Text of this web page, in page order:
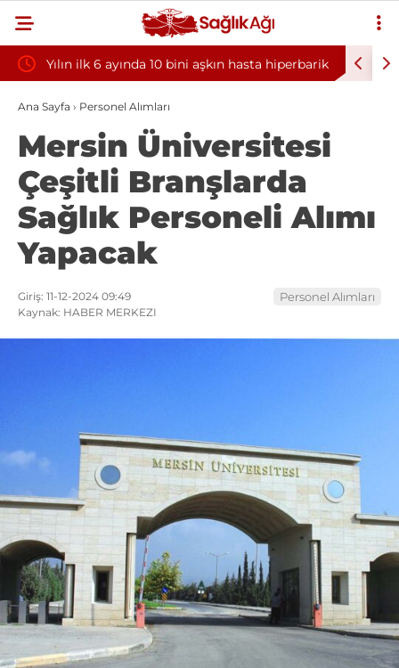
Yılın ilk 6 ayında 10 bini aşkın hasta hiperbarik
oksijen tedavisinden yararlandı
Diş eti
Ana Sayfa › Personel Alımları
Mersin Üniversitesi
Çeşitli Branşlarda
Sağlık Personeli Alımı
Yapacak
Giriş: 11-12-2024 09:49
Kaynak: HABER MERKEZI
Personel Alımları